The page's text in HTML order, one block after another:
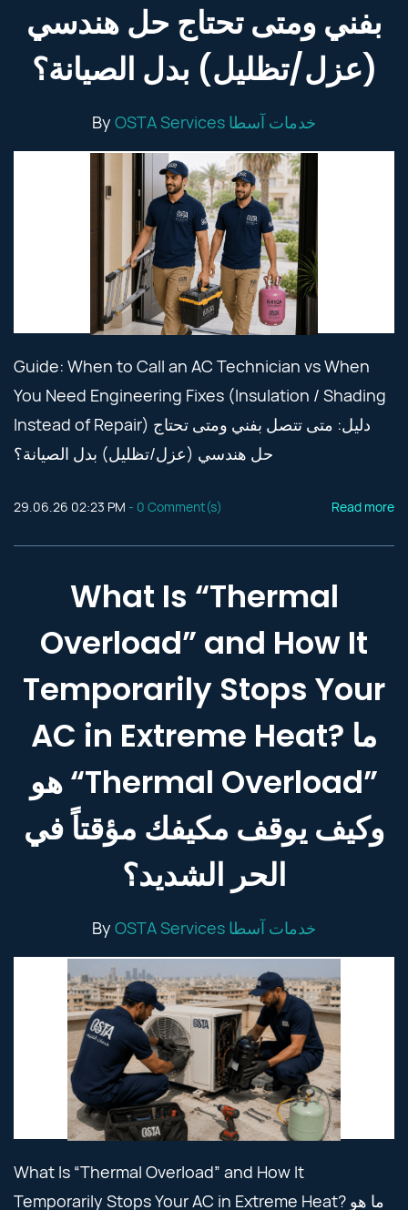
بفني ومتى تحتاج حل هندسي
(عزل/تظليل) بدل الصيانة؟
By OSTA Services خدمات آسطا
Guide: When to Call an AC Technician vs When
You Need Engineering Fixes (Insulation / Shading
Instead of Repair) دليل: متى تتصل بفني ومتى تحتاج
حل هندسي (عزل/تظليل) بدل الصيانة؟
29.06.26 02:23 PM - 0 Comment(s) Read more
What Is “Thermal
Overload” and How It
Temporarily Stops Your
AC in Extreme Heat? ما
هو “Thermal Overload”
وكيف يوقف مكيفك مؤقتاً في
الحر الشديد؟
By OSTA Services خدمات آسطا
What Is “Thermal Overload” and How It
Temporarily Stops Your AC in Extreme Heat? ما هو